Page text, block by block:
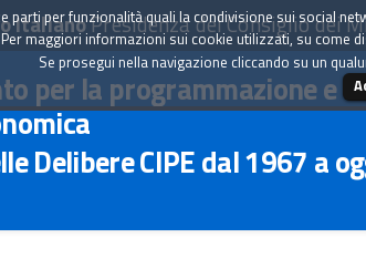
ItalianoPresidenza del Consiglio dei
per la programmazione e
Delibere CIPE dal 1967 a
parti per funzionalità quali la condivisione sui social
Per maggiori informazioni sui cookie utilizzati, su come
Se prosegui nella navigazione cliccando su un